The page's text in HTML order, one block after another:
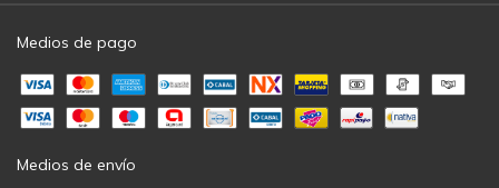
Medios de pago
Medios de envío